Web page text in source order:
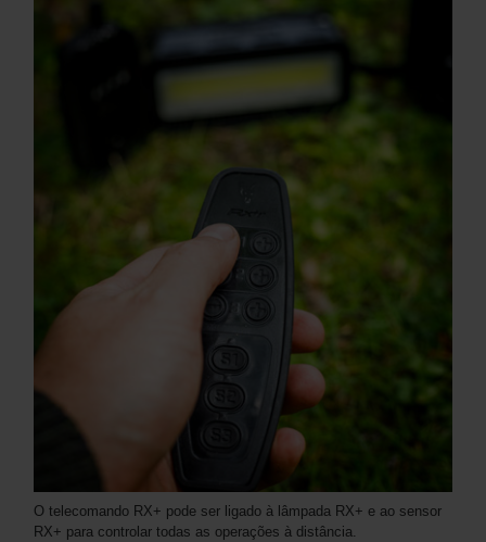
O telecomando RX+ pode ser ligado à lâmpada RX+ e ao sensor
RX+ para controlar todas as operações à distância.